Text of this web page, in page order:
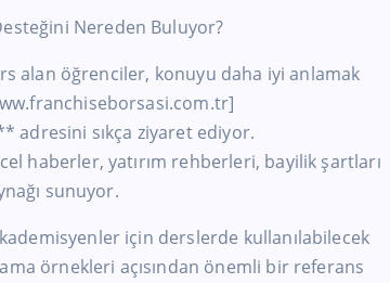
Nereden Buluyor?
alan öğrenciler, konuyu daha iyi anlamak
sıkça ziyaret ediyor.
haberler, yatırım rehberleri, bayilik şartları
sunuyor.
için derslerde kullanılabilecek
örnekleri açısından önemli bir referans